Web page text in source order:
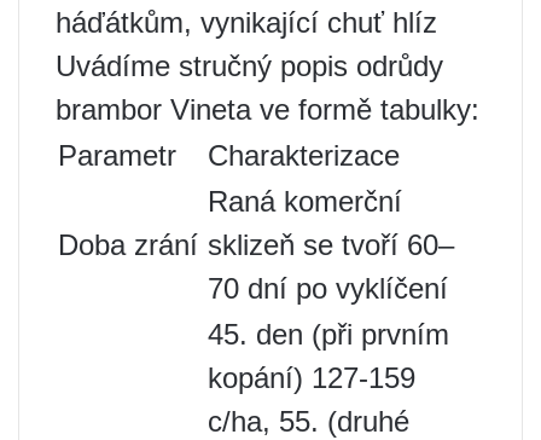
háďátkům, vynikající chuť hlíz
Uvádíme stručný popis odrůdy
brambor Vineta ve formě tabulky:
Parametr
Charakterizace
Doba zrání
Raná komerční
sklizeň se tvoří 60–
70 dní po vyklíčení
45. den (při prvním
kopání) 127-159
c/ha, 55. (druhé